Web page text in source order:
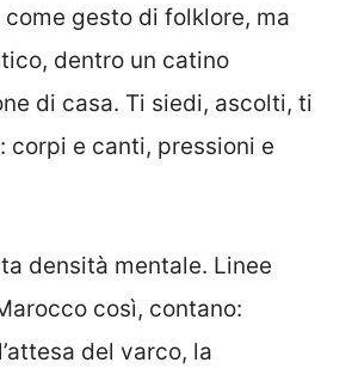
gesto di folklore, ma
dentro un catino
di casa. Ti siedi, ascolti, ti
corpi e canti, pressioni e
densità mentale. Linee
così, contano:
del varco, la